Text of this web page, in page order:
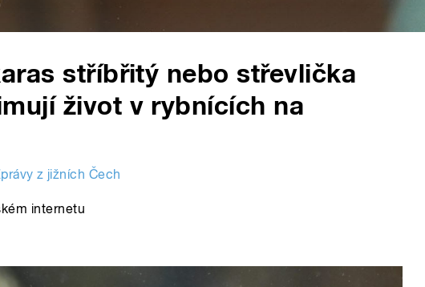
stříbřitý nebo střevlička
život v rybnících na
z jižních Čech
internetu